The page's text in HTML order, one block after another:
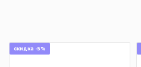
скидка -5%